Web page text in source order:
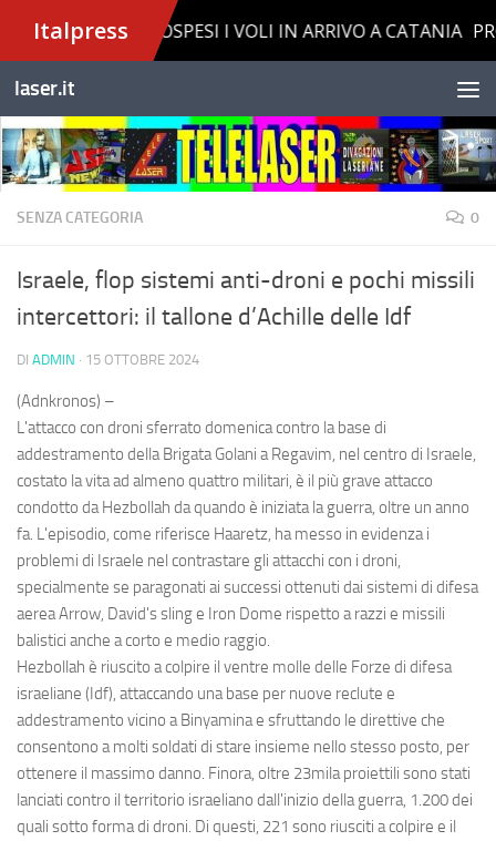
Salta al contenuto
laser.it
SENZA CATEGORIA 0
Israele, flop sistemi anti-droni e pochi missili
intercettori: il tallone d’Achille delle Idf
DI ADMIN · 15 OTTOBRE 2024
(Adnkronos) –
L'attacco con droni sferrato domenica contro la base di
addestramento della Brigata Golani a Regavim, nel centro di Israele,
costato la vita ad almeno quattro militari, è il più grave attacco
condotto da Hezbollah da quando è iniziata la guerra, oltre un anno
fa. L'episodio, come riferisce Haaretz, ha messo in evidenza i
problemi di Israele nel contrastare gli attacchi con i droni,
specialmente se paragonati ai successi ottenuti dai sistemi di difesa
aerea Arrow, David's sling e Iron Dome rispetto a razzi e missili
balistici anche a corto e medio raggio.
Hezbollah è riuscito a colpire il ventre molle delle Forze di difesa
israeliane (Idf), attaccando una base per nuove reclute e
addestramento vicino a Binyamina e sfruttando le direttive che
consentono a molti soldati di stare insieme nello stesso posto, per
ottenere il massimo danno. Finora, oltre 23mila proiettili sono stati
lanciati contro il territorio israeliano dall'inizio della guerra, 1.200 dei
quali sotto forma di droni. Di questi, 221 sono riusciti a colpire e il